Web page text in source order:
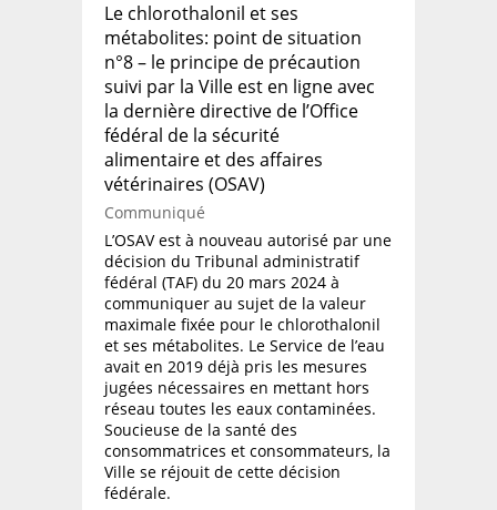
Le chlorothalonil et ses
métabolites: point de situation
n°8 – le principe de précaution
suivi par la Ville est en ligne avec
la dernière directive de l’Office
fédéral de la sécurité
alimentaire et des affaires
vétérinaires (OSAV)
Communiqué
L’OSAV est à nouveau autorisé par une
décision du Tribunal administratif
fédéral (TAF) du 20 mars 2024 à
communiquer au sujet de la valeur
maximale fixée pour le chlorothalonil
et ses métabolites. Le Service de l’eau
avait en 2019 déjà pris les mesures
jugées nécessaires en mettant hors
réseau toutes les eaux contaminées.
Soucieuse de la santé des
consommatrices et consommateurs, la
Ville se réjouit de cette décision
fédérale.